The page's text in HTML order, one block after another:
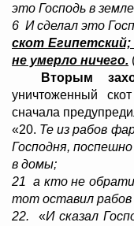
это Господь в
6 И сделал это
скот
не умерло ничего.
Вторым
уничтоженный
сначала
«20. Те из рабов
Господня,
в домы;
21 а кто не
тот оставил рабов
22.
«И сказал